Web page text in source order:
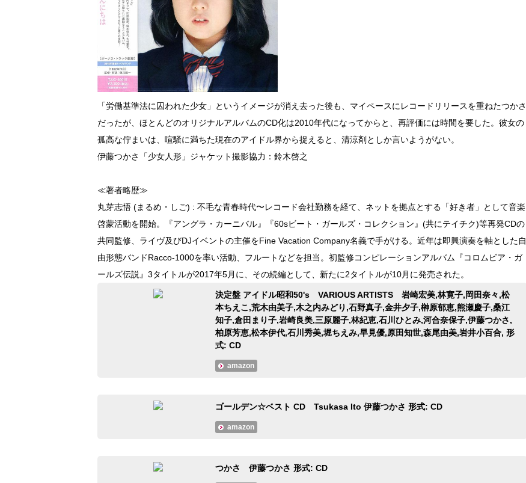
「労働基準法に囚われた少女」というイメージが消え去った後も、マイペースにレコードリリースを重ねたつかさ
だったが、ほとんどのオリジナルアルバムのCD化は2010年代になってからと、再評価には時間を要した。彼女の
孤高な佇まいは、喧騒に満ちた現在のアイドル界から捉えると、清涼剤としか言いようがない。
伊藤つかさ「少女人形」ジャケット撮影協力：鈴木啓之
≪著者略歴≫
丸芽志悟 (まるめ・しご) : 不毛な青春時代〜レコード会社勤務を経て、ネットを拠点とする「好き者」として音楽
啓蒙活動を開始。『アングラ・カーニバル』『60sビート・ガールズ・コレクション』(共にテイチク)等再発CDの
共同監修、ライヴ及びDJイベントの主催をFine Vacation Company名義で手がける。近年は即興演奏を軸とした自
由形態バンドRacco-1000を率い活動、フルートなどを担当。初監修コンピレーションアルバム『コロムビア・ガ
ールズ伝説』3タイトルが2017年5月に、その続編として、新たに2タイトルが10月に発売された。
決定盤 アイドル昭和50's VARIOUS ARTISTS 岩崎宏美,林寛子,岡田奈々,松
本ちえこ,荒木由美子,木之内みどり,石野真子,金井夕子,榊原郁恵,熊瀬慶子,桑江
知子,倉田まり子,岩崎良美,三原麗子,林紀恵,石川ひとみ,河合奈保子,伊藤つかさ,
柏原芳恵,松本伊代,石川秀美,堀ちえみ,早見優,原田知世,森尾由美,岩井小百合, 形
式: CD
amazon
ゴールデン☆ベスト CD Tsukasa Ito 伊藤つかさ 形式: CD
amazon
つかさ 伊藤つかさ 形式: CD